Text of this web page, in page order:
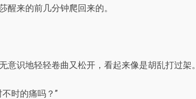
醒来的前几分钟爬回来的。
意识地轻轻卷曲又松开，看起来像是胡乱打过架。
时的痛吗？”